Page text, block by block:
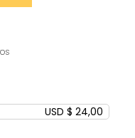
USD $ 24,00